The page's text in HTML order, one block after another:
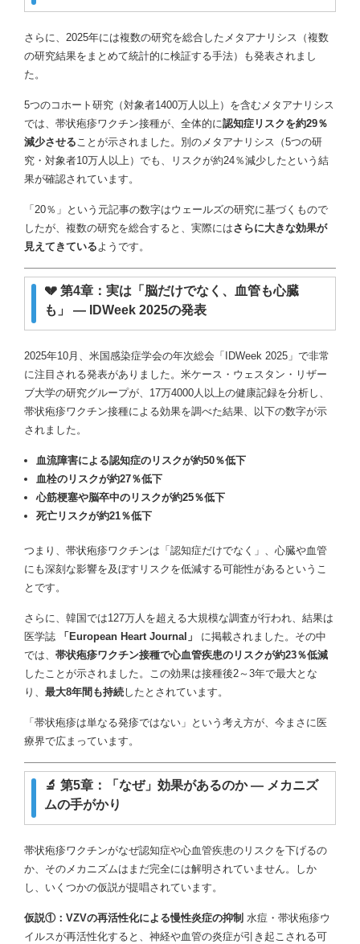
さらに、2025年には複数の研究を総合したメタアナリシス（複数
の研究結果をまとめて統計的に検証する手法）も発表されまし
た。
5つのコホート研究（対象者1400万人以上）を含むメタアナリシス
では、帯状疱疹ワクチン接種が、全体的に認知症リスクを約29％
減少させることが示されました。別のメタアナリシス（5つの研
究・対象者10万人以上）でも、リスクが約24％減少したという結
果が確認されています。
「20％」という元記事の数字はウェールズの研究に基づくもので
したが、複数の研究を総合すると、実際にはさらに大きな効果が
見えてきているようです。
💔 第4章：実は「脳だけでなく、血管も心臓
も」 ― IDWeek 2025の発表
2025年10月、米国感染症学会の年次総会「IDWeek 2025」で非常
に注目される発表がありました。米ケース・ウェスタン・リザー
ブ大学の研究グループが、17万4000人以上の健康記録を分析し、
帯状疱疹ワクチン接種による効果を調べた結果、以下の数字が示
されました。
血流障害による認知症のリスクが約50％低下
血栓のリスクが約27％低下
心筋梗塞や脳卒中のリスクが約25％低下
死亡リスクが約21％低下
つまり、帯状疱疹ワクチンは「認知症だけでなく」、心臓や血管
にも深刻な影響を及ぼすリスクを低減する可能性があるというこ
とです。
さらに、韓国では127万人を超える大規模な調査が行われ、結果は
医学誌
「European Heart Journal」
に掲載されました。その中
では、 帯状疱疹ワクチン接種で心血管疾患のリスクが約23％低減
したことが示されました。この効果は接種後2～3年で最大とな
り、 最大8年間も持続したとされています。
「帯状疱疹は単なる発疹ではない」という考え方が、今まさに医
療界で広まっています。
🔬 第5章：「なぜ」効果があるのか ― メカニズ
ムの手がかり
帯状疱疹ワクチンがなぜ認知症や心血管疾患のリスクを下げるの
か、そのメカニズムはまだ完全には解明されていません。しか
し、いくつかの仮説が提唱されています。
仮説①：VZVの再活性化による慢性炎症の抑制 水痘・帯状疱疹ウ
イルスが再活性化すると、神経や血管の炎症が引き起こされる可